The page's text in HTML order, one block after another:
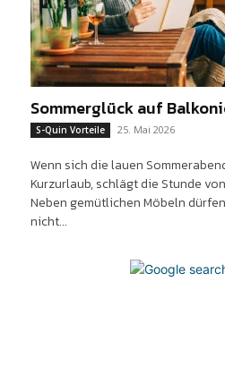
Sommerglück auf
S-Quin Vorteile 25. Mai 2026
Wenn sich die lauen
Kurzurlaub, schlägt die Stunde
Neben gemütlichen Möbeln
nicht...